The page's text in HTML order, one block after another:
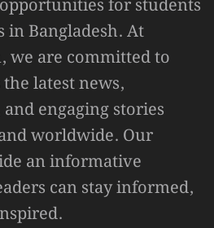
for students
Bangladesh. At
we are committed to
latest news,
engaging stories
worldwide. Our
an informative
can stay informed,